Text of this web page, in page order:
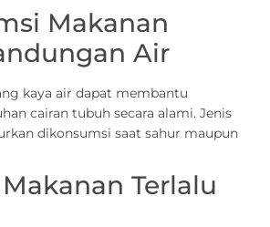
Makanan
Air
kaya air dapat membantu
cairan tubuh secara alami. Jenis
dikonsumsi saat sahur maupun
Terlalu